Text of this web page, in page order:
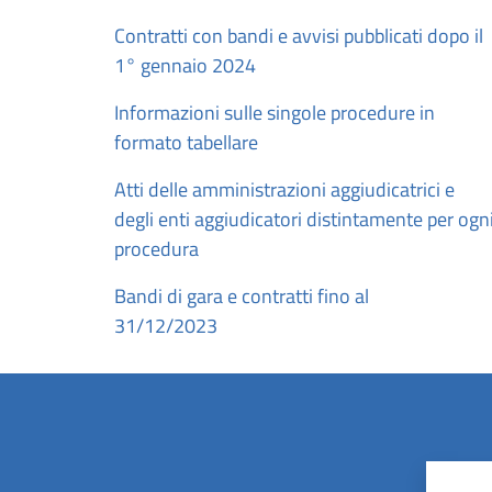
Contratti con bandi e avvisi pubblicati dopo il
1° gennaio 2024
Informazioni sulle singole procedure in
formato tabellare
Atti delle amministrazioni aggiudicatrici e
degli enti aggiudicatori distintamente per
procedura
Bandi di gara e contratti fino al
31/12/2023